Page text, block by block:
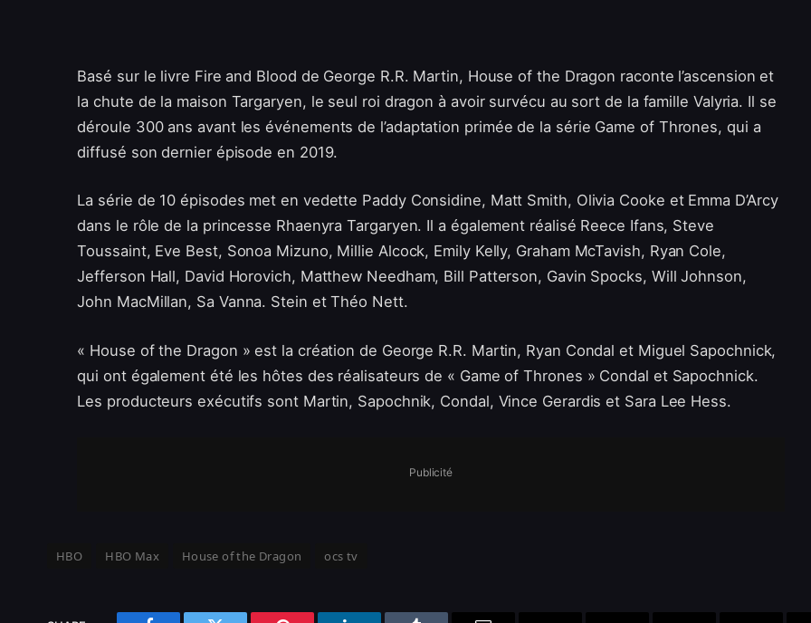
Basé sur le livre Fire and Blood de George R.R. Martin, House of the Dragon raconte l’ascension et
la chute de la maison Targaryen, le seul roi dragon à avoir survécu au sort de la famille Valyria. Il se
déroule 300 ans avant les événements de l’adaptation primée de la série Game of Thrones, qui a
diffusé son dernier épisode en 2019.
La série de 10 épisodes met en vedette Paddy Considine, Matt Smith, Olivia Cooke et Emma D’Arcy
dans le rôle de la princesse Rhaenyra Targaryen. Il a également réalisé Reece Ifans, Steve
Toussaint, Eve Best, Sonoa Mizuno, Millie Alcock, Emily Kelly, Graham McTavish, Ryan Cole,
Jefferson Hall, David Horovich, Matthew Needham, Bill Patterson, Gavin Spocks, Will Johnson,
John MacMillan, Sa Vanna. Stein et Théo Nett.
« House of the Dragon » est la création de George R.R. Martin, Ryan Condal et Miguel Sapochnick,
qui ont également été les hôtes des réalisateurs de « Game of Thrones » Condal et Sapochnick.
Les producteurs exécutifs sont Martin, Sapochnik, Condal, Vince Gerardis et Sara Lee Hess.
Publicité
HBO HBO Max House of the Dragon ocs tv